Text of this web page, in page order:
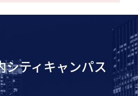
シティキャンパス